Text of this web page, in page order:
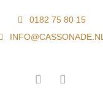
0182 75 80 15
INFO@CASSONADE.NL